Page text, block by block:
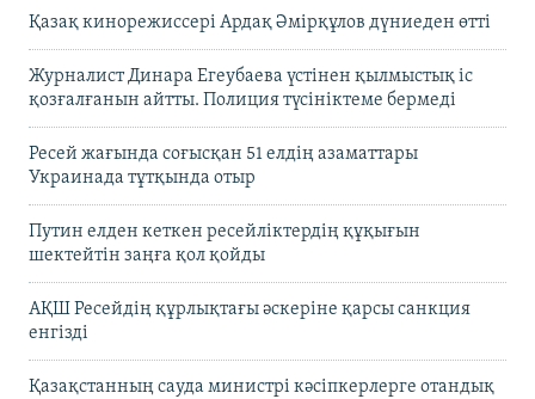
Қазақ кинорежиссері Ардақ Әмірқұлов дүниеден өтті
Журналист Динара Егеубаева үстінен қылмыстық іс
қозғалғанын айтты. Полиция түсініктеме бермеді
Ресей жағында соғысқан 51 елдің азаматтары
Украинада тұтқында отыр
Путин елден кеткен ресейліктердің құқығын
шектейтін заңға қол қойды
АҚШ Ресейдің құрлықтағы әскеріне қарсы санкция
енгізді
Қазақстанның сауда министрі кәсіпкерлерге отандық